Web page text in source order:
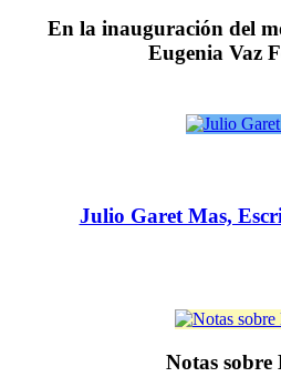
En la inauguración del
Eugenia Vaz
Julio Garet Mas,
Notas sobre